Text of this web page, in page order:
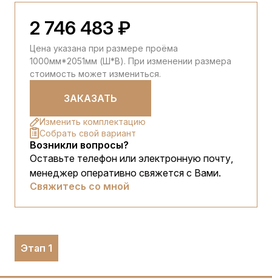
2 746 483 ₽
Цена указана при размере проёма
1000мм*2051мм (Ш*В). При изменении размера
стоимость может измениться.
ЗАКАЗАТЬ
Изменить комплектацию
Собрать свой вариант
Возникли вопросы?
Оставьте телефон или электронную почту,
менеджер оперативно свяжется с Вами.
Свяжитесь со мной
Этап 1